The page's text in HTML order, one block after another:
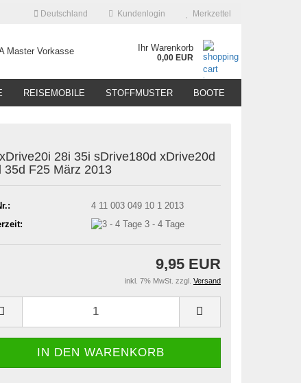
Deutschland Kundenlogin Merkzettel
Ihr Warenkorb
0,00 EUR
REISEMOBILE STOFFMUSTER BOOTE
28i 35i sDrive180d xDrive20d
35d F25 März 2013
4 11 003 049 10 1 2013
3 - 4 Tage
9,95 EUR
inkl. 7% MwSt. zzgl. Versand